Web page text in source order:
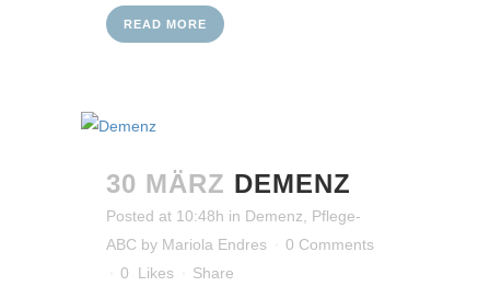
READ MORE
30 MÄRZ DEMENZ
Posted at 10:48h in Demenz
Pflege-
ABC by Mariola Endres
0 Comments
0
Likes Share